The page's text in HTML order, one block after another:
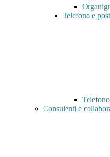
Telefono e
Consulenti e